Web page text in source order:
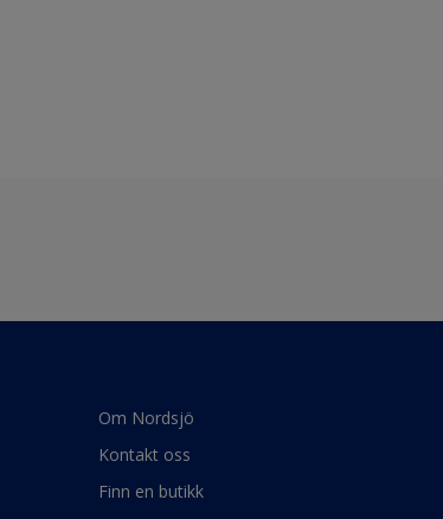
Om Nordsjö
Kontakt oss
Finn en butikk